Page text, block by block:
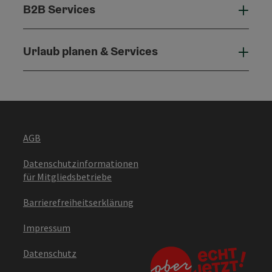
B2B Services
Urlaub planen & Services
AGB
Datenschutzinformationen
für Mitgliedsbetriebe
Barrierefreiheitserklärung
Impressum
Datenschutz